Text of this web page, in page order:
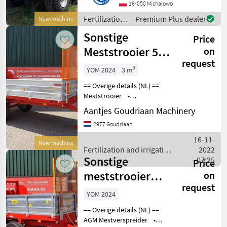
New machine
6000 kg Gewicht: 2400 kg
Zul. Gesamtgewicht: 8 400
kg
16-050 Michałowo
Fertilization
and
irrigation
equipment /
Sonstige
Premium Plus dealer
New machine
Sonstige
Meststrooier 5T -
Nieuw
Price
on
request
YOM 2024
3 m³
== Overige details (NL) ==
Meststrooier •
Laadvermogen 5 ton •
Afmetingen
3750x1750x500mm •
• Bodem ketting mechanisc
Aantjes Goudriaan Machinery
2977 Goudriaan
Fertilization and irrigation
equipment / Sonstige
16-11-
2022
07:25
Sonstige
meststrooier
2.5T - Nieuw
Price
on
request
YOM 2024
== Overige details (NL) ==
AGM Mestverspreider •